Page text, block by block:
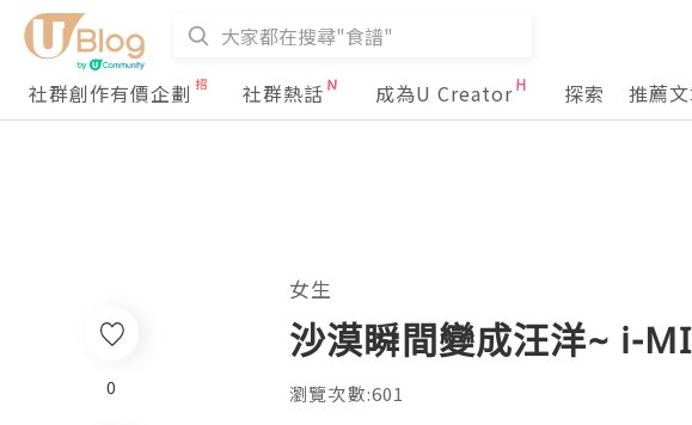
社群創作有價企劃 社群熱話 成為U Creator 探索 推薦
0
女生
沙漠瞬間變成汪洋~ i-
瀏覽次數:601